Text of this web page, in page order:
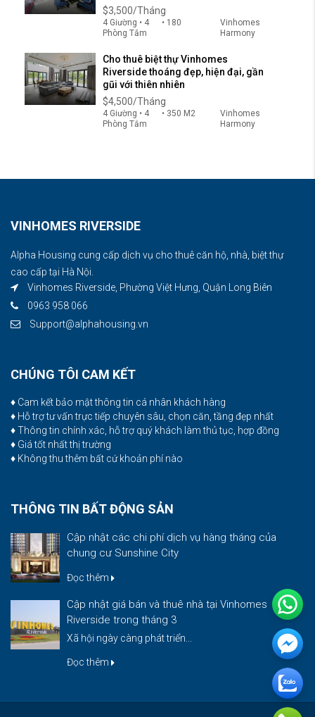
$3,500/Tháng
4 Giường • 4
Phòng Tắm
• 180
Vinhomes
Harmony
Cho thuê biệt thự Vinhomes
Riverside thoáng đẹp, hiện đại, gần
gũi với thiên nhiên
$4,500/Tháng
4 Giường • 4
Phòng Tắm
• 350 M2
Vinhomes
Harmony
VINHOMES RIVERSIDE
Alpha Housing cung cấp dịch vụ cho thuê căn hộ, nhà, biệt thự
cao cấp tại Hà Nội.
Vinhomes Riverside, Phường Việt Hưng, Quận Long Biên
0963 958 066
Support@alphahousing.vn
CHÚNG TÔI CAM KẾT
♦ Cam kết bảo mật thông tin cá nhân khách hàng
♦ Hỗ trợ tư vấn trực tiếp chuyên sâu, chọn căn, tầng đẹp nhất
♦ Thông tin chính xác, hỗ trợ quý khách làm thủ tục, hợp đồng
♦ Giá tốt nhất thị trường
♦ Không thu thêm bất cứ khoản phí nào
THÔNG TIN BẤT ĐỘNG SẢN
Cập nhật các chi phí dịch vụ hàng tháng của
chung cư Sunshine City
Đọc thêm
Cập nhật giá bán và thuê nhà tại Vinhomes
Riverside trong tháng 3
Xã hội ngày càng phát triển...
Đọc thêm